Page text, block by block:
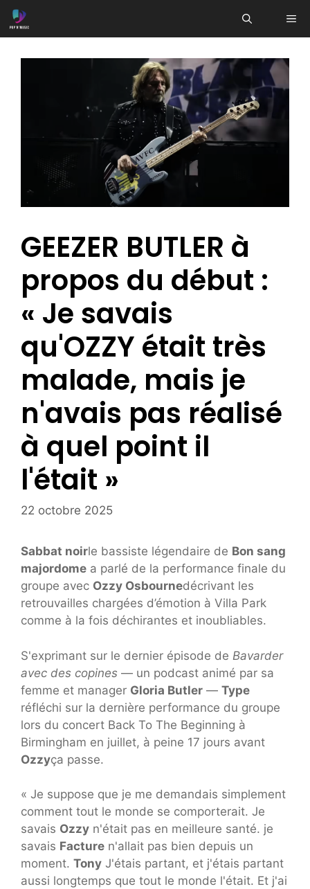
Aller
au
GEEZER BUTLER à
propos du début :
« Je savais
qu'OZZY était très
malade, mais je
n'avais pas réalisé
à quel point il
l'était »
22 octobre 2025
Sabbat noirle bassiste légendaire de Bon sang
majordome a parlé de la performance finale du
groupe avec Ozzy Osbournedécrivant les
retrouvailles chargées d’émotion à Villa Park
comme à la fois déchirantes et inoubliables.
S'exprimant sur le dernier épisode de Bavarder
avec des copines — un podcast animé par sa
femme et manager Gloria Butler — Type
réfléchi sur la dernière performance du groupe
lors du concert Back To The Beginning à
Birmingham en juillet, à peine 17 jours avant
Ozzyça passe.
« Je suppose que je me demandais simplement
comment tout le monde se comporterait. Je
savais Ozzy n'était pas en meilleure santé. je
savais Facture n'allait pas bien depuis un
moment. Tony J'étais partant, et j'étais partant
aussi longtemps que tout le monde l'était. Et j'ai